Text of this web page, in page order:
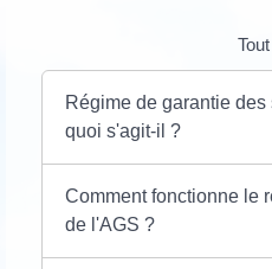
Régime de garantie
quoi s'agit-il ?
Comment fonctionne le
de l'AGS ?